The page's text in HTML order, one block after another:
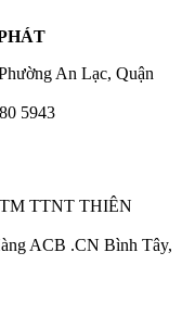
An Lạc, Quận
5943
TTNT THIÊN
ACB .CN Bình Tây,